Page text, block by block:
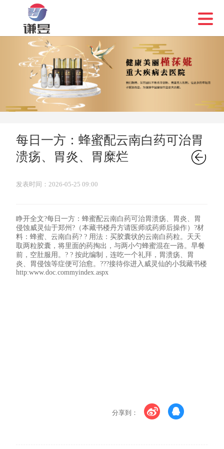
每日一方：蜂蜜配云南白药可治胃
溃疡、胃炎、胃糜烂

发表时间：2026-05-25 09:00
睁开全文?每日一方：蜂蜜配云南白药可治胃溃疡、胃炎、胃
侵蚀威灵仙于郑州?（本藏书楼丹方请医师或药师后操作）?材
料：蜂蜜、云南白药? ? 用法：买胶囊状的云南白药粒。天天
取两粒胶囊，将里面的药掏出，与两小勺蜂蜜混在一路。早餐
前，空肚服用。? ? 按此编制，连吃一个礼拜，胃溃疡、胃
炎、胃侵蚀等症便可治愈。???接待你进入威灵仙的小我藏书楼
http:www.doc.commyindex.aspx
分享到：